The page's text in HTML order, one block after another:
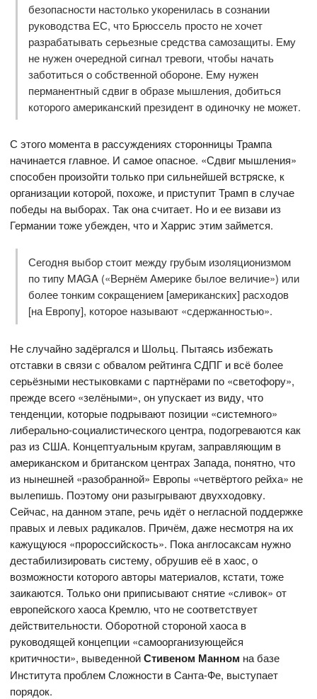
безопасности настолько укоренилась в сознании
руководства ЕС, что Брюссель просто не хочет
разрабатывать серьезные средства самозащиты. Ему
не нужен очередной сигнал тревоги, чтобы начать
заботиться о собственной обороне. Ему нужен
перманентный сдвиг в образе мышления, добиться
которого американский президент в одиночку не может.
С этого момента в рассуждениях сторонницы Трампа
начинается главное. И самое опасное. «Сдвиг мышления»
способен произойти только при сильнейшей встряске, к
организации которой, похоже, и приступит Трамп в случае
победы на выборах. Так она считает. Но и ее визави из
Германии тоже убежден, что и Харрис этим займется.
Сегодня выбор стоит между грубым изоляционизмом
по типу MAGA («Вернём Америке былое величие») или
более тонким сокращением [американских] расходов
[на Европу], которое называют «сдержанностью».
Не случайно задёргался и Шольц. Пытаясь избежать
отставки в связи с обвалом рейтинга СДПГ и всё более
серьёзными нестыковками с партнёрами по «светофору»,
прежде всего «зелёными», он упускает из виду, что
тенденции, которые подрывают позиции «системного»
либерально-социалистического центра, подогреваются как
раз из США. Концептуальным кругам, заправляющим в
американском и британском центрах Запада, понятно, что
из нынешней «разобранной» Европы «четвёртого рейха» не
вылепишь. Поэтому они разыгрывают двухходовку.
Сейчас, на данном этапе, речь идёт о негласной поддержке
правых и левых радикалов. Причём, даже несмотря на их
кажущуюся «пророссийскость». Пока англосаксам нужно
дестабилизировать систему, обрушив её в хаос, о
возможности которого авторы материалов, кстати, тоже
заикаются. Только они приписывают снятие «сливок» от
европейского хаоса Кремлю, что не соответствует
действительности. Оборотной стороной хаоса в
руководящей концепции «самоорганизующейся
критичности», выведеннойСтивеном Манном на базе
Института проблем Сложности в Санта-Фе, выступает
порядок.